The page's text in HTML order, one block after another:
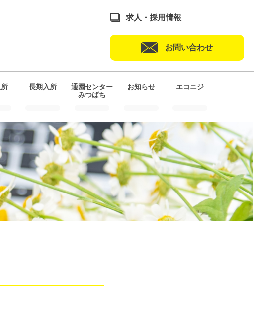
求人・採用情報
お問い合わせ
長期入所
通園センター
みつばち
お知らせ エコニジ